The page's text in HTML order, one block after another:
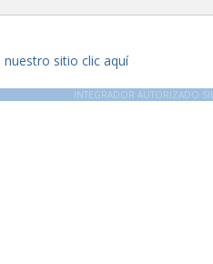
sitio clic aquí
INTEGRADOR AUTORIZADO